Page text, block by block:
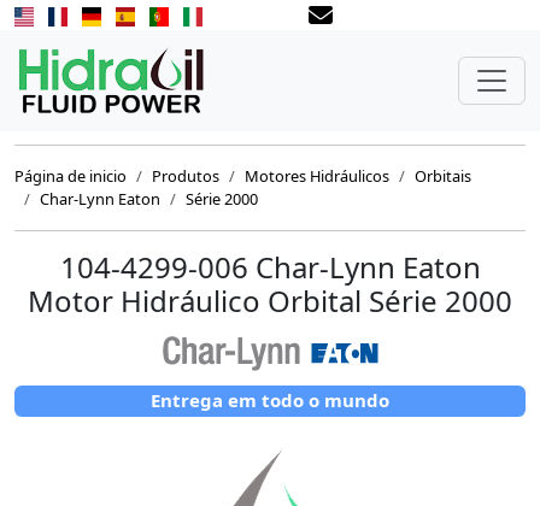
Página de inicio Produtos Motores Hidráulicos
Orbitais
Char-Lynn Eaton
Série 2000
104-4299-006 Char-Lynn Eaton
Motor Hidráulico Orbital Série 2000
Entrega em todo o mundo